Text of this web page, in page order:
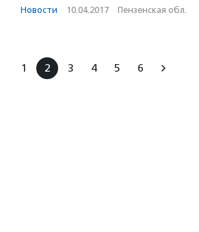
Новости · 10.04.2017 · Пензенская обл.
1 2 3 4 5 6